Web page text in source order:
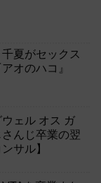
夏がセックス
オのハコ』
ウェル オス ガ
んじ卒業の翌
サル】